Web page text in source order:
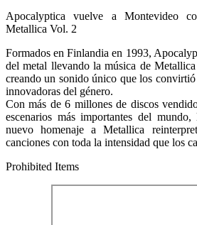
Apocalyptica vuelve a Montevideo
Metallica Vol. 2
Formados en Finlandia en 1993,
del metal llevando la música de
creando un sonido único que los convirtió
innovadoras del género.
Con más de 6 millones de discos
escenarios más importantes del
nuevo homenaje a Metallica
canciones con toda la intensidad que los
Prohibited Items